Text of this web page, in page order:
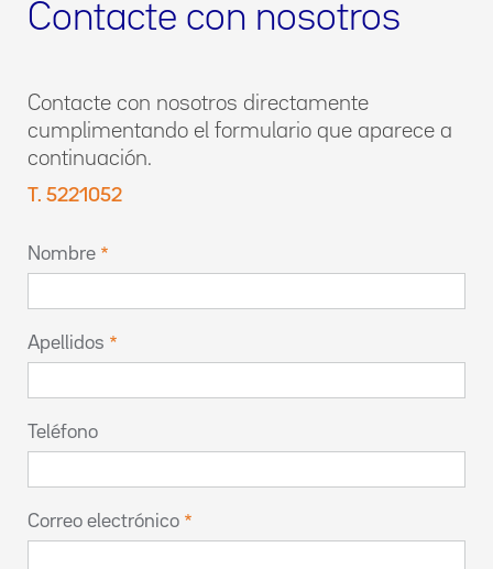
Contacte con nosotros
Contacte con nosotros directamente
cumplimentando el formulario que aparece a
continuación.
T. 5221052
Nombre
Apellidos
Teléfono
Correo electrónico